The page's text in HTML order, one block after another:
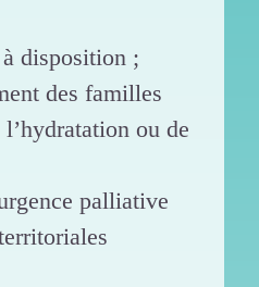
disposition ;
des familles
ou de
palliative